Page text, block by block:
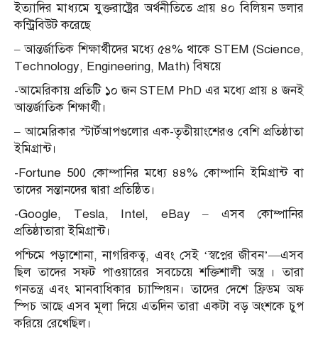
ইত্যাদির মাধ্যমে যুক্তরাষ্ট্রের অর্থনীতিতে প্রায় ৪০ বিলিয়ন ডলার
কন্ট্রিবিউট করেছে
– আন্তর্জাতিক শিক্ষার্থীদের মধ্যে ৫৪% থাকে STEM (Science,
Technology, Engineering, Math) বিষয়ে
-আমেরিকায় প্রতিটি ১০ জন STEM PhD এর মধ্যে প্রায় ৪ জনই
আন্তর্জাতিক শিক্ষার্থী।
– আমেরিকার স্টার্টআপগুলোর এক-তৃতীয়াংশেরও বেশি প্রতিষ্ঠাতা
ইমিগ্রান্ট।
-Fortune 500 কোম্পানির মধ্যে ৪৪% কোম্পানি ইমিগ্রান্ট বা
তাদের সন্তানদের দ্বারা প্রতিষ্ঠিত।
-Google, Tesla, Intel, eBay – এসব কোম্পানির
প্রতিষ্ঠাতারা ইমিগ্রান্ট।
পশ্চিমে পড়াশোনা, নাগরিকত্ব, এবং সেই ‘স্বপ্নের জীবন’—এসব
ছিল তাদের সফট পাওয়ারের সবচেয়ে শক্তিশালী অস্ত্র । তারা
গনতন্ত্র এবং মানবাধিকার চ্যাম্পিয়ন। তাদের দেশে ফ্রিডম অফ
স্পিচ আছে এসব মূলা দিয়ে এতদিন তারা একটা বড় অংশকে চুপ
করিয়ে রেখেছিল।